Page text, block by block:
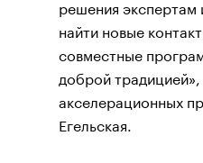
решения
найти новые
совместные
доброй
акселерационных
Егельская.